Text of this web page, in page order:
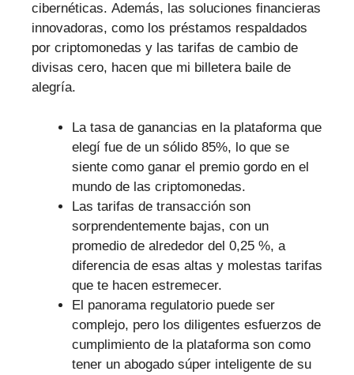
cibernéticas. Además, las soluciones financieras
innovadoras, como los préstamos respaldados
por criptomonedas y las tarifas de cambio de
divisas cero, hacen que mi billetera baile de
alegría.
La tasa de ganancias en la plataforma que
elegí fue de un sólido 85%, lo que se
siente como ganar el premio gordo en el
mundo de las criptomonedas.
Las tarifas de transacción son
sorprendentemente bajas, con un
promedio de alrededor del 0,25 %, a
diferencia de esas altas y molestas tarifas
que te hacen estremecer.
El panorama regulatorio puede ser
complejo, pero los diligentes esfuerzos de
cumplimiento de la plataforma son como
tener un abogado súper inteligente de su